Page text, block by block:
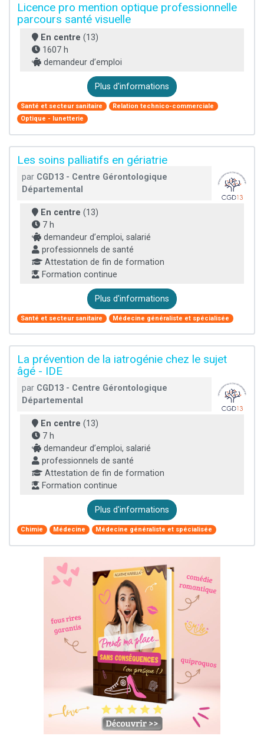
Licence pro mention optique professionnelle
parcours santé visuelle
En centre (13)
1607 h
demandeur d’emploi
Plus d'informations
Santé et secteur sanitaire
Relation technico-commerciale
Optique - lunetterie
Les soins palliatifs en gériatrie
par CGD13 - Centre Gérontologique
Départemental
En centre (13)
7 h
demandeur d’emploi, salarié
professionnels de santé
Attestation de fin de formation
Formation continue
Plus d'informations
Santé et secteur sanitaire Médecine généraliste et spécialisée
La prévention de la iatrogénie chez le sujet
âgé - IDE
par CGD13 - Centre Gérontologique
Départemental
En centre (13)
7 h
demandeur d’emploi, salarié
professionnels de santé
Attestation de fin de formation
Formation continue
Plus d'informations
Chimie Médecine Médecine généraliste et spécialisée